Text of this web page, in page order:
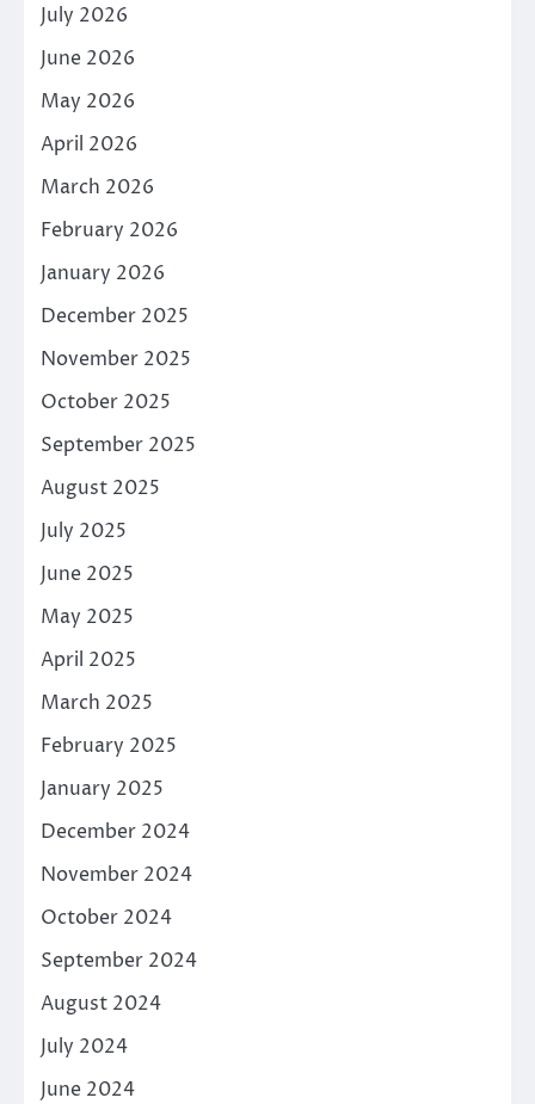
July 2026
June 2026
May 2026
April 2026
March 2026
February 2026
January 2026
December 2025
November 2025
October 2025
September 2025
August 2025
July 2025
June 2025
May 2025
April 2025
March 2025
February 2025
January 2025
December 2024
November 2024
October 2024
September 2024
August 2024
July 2024
June 2024